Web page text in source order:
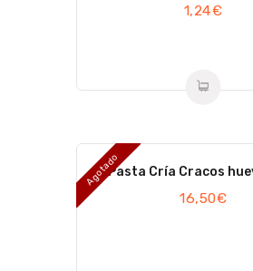
1,24€
AgotadoPasta Cría Cracos
16,50€